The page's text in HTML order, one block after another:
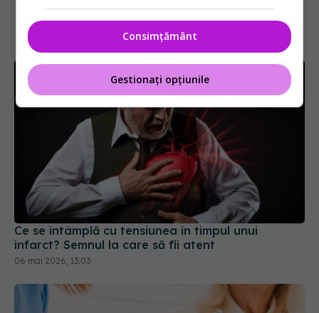
Ce se întâmplă cu tensiunea în timpul unui
infarct? Semnul la care să fii atent
06 mai 2026, 13:03
Consimțământ
Gestionați opțiunile